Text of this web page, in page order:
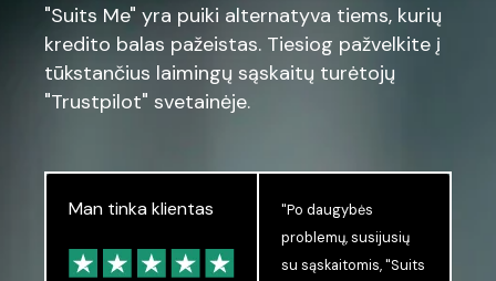
"Suits Me" yra puiki alternatyva tiems, kurių
kredito balas pažeistas. Tiesiog pažvelkite į
tūkstančius laimingų sąskaitų turėtojų
"Trustpilot" svetainėje.
Man tinka klientas
"Po daugybės
problemų, susijusių
su sąskaitomis, "Suits